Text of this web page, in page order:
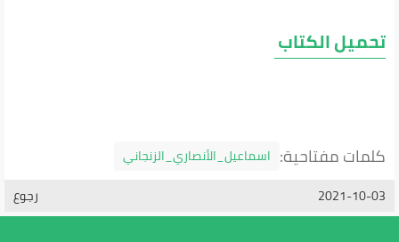
تحميل الكتاب
كلمات مفتاحية: اسماعيل_الأنصاري_الزنجاني
رجوع
2021-10-03